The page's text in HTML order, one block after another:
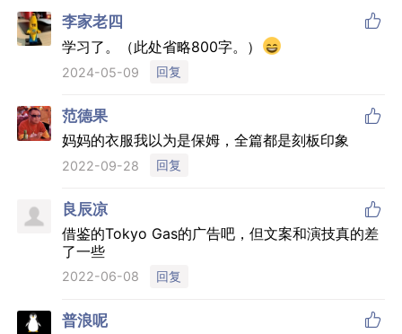
李家老四 
学习了。（此处省略800字。）
2024-05-09 回复
范德果 
妈妈的衣服我以为是保姆，全篇都是刻板印象
2022-09-28 回复
良辰凉 
借鉴的Tokyo Gas的广告吧，但文案和演技真的差
了一些
2022-06-08 回复
普浪呢 